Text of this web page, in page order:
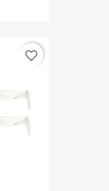
favorite_border